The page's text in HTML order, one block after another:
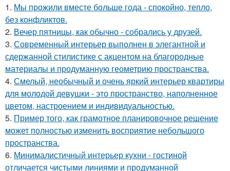
1. Мы прожили вместе больше года - спокойно, тепло,
без конфликтов.
2. Вечер пятницы, как обычно - собрались у друзей.
3. Современный интерьер выполнен в элегантной и
сдержанной стилистике с акцентом на благородные
материалы и продуманную геометрию пространства.
4. Смелый, необычный и очень яркий интерьер квартиры
для молодой девушки - это пространство, наполненное
цветом, настроением и индивидуальностью.
5. Пример того, как грамотное планировочное решение
может полностью изменить восприятие небольшого
пространства.
6. Минималистичный интерьер кухни - гостиной
отличается чистыми линиями и продуманной